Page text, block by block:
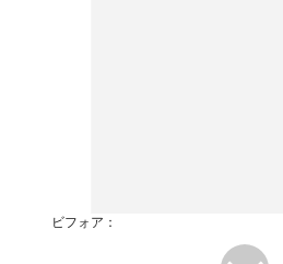
ビフォア：